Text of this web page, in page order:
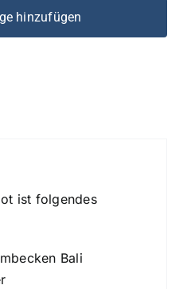
hinzufügen
ist folgendes
Bali